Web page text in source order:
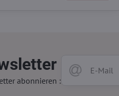
abonnieren :